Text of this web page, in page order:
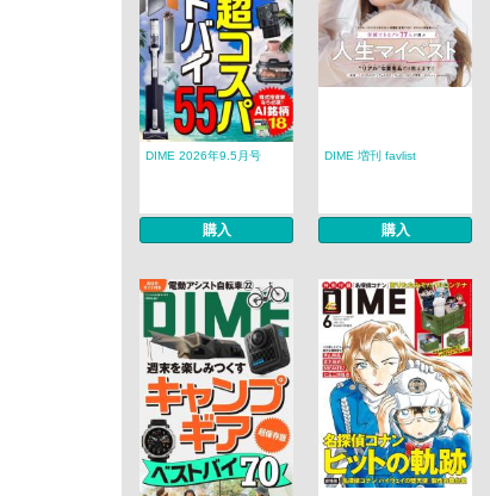
DIME 2026年9.5月号
購入
DIME 増刊 favlist
購入